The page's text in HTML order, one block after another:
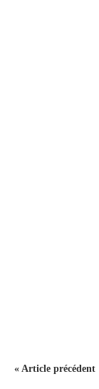
« Article précédent